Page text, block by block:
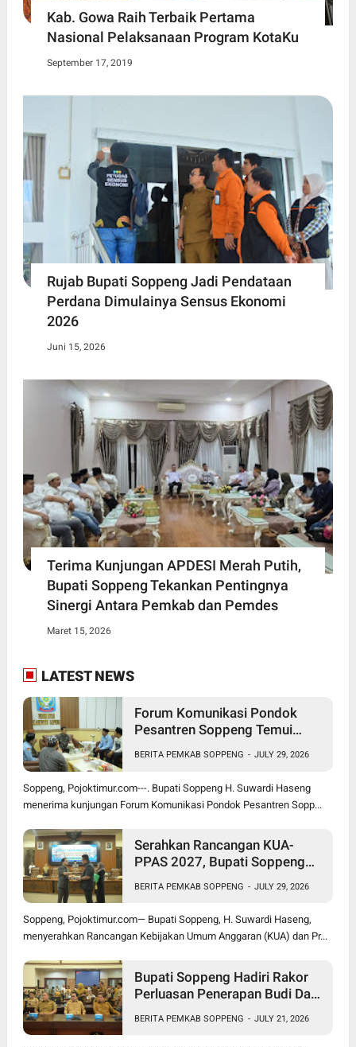
Kab. Gowa Raih Terbaik Pertama
Nasional Pelaksanaan Program KotaKu
September 17, 2019
Rujab Bupati Soppeng Jadi Pendataan
Perdana Dimulainya Sensus Ekonomi
2026
Juni 15, 2026
Terima Kunjungan APDESI Merah Putih,
Bupati Soppeng Tekankan Pentingnya
Sinergi Antara Pemkab dan Pemdes
Maret 15, 2026
LATEST NEWS
Forum Komunikasi Pondok
Pesantren Soppeng Temui
BERITA PEMKAB SOPPENG - JULY 29, 2026
Soppeng, Pojoktimur.com---. Bupati Soppeng H. Suwardi Haseng
menerima kunjungan Forum Komunikasi Pondok Pesantren Sopp...
Serahkan Rancangan KUA-
PPAS 2027, Bupati Soppeng
Tengah Tekanan Fiskal
BERITA PEMKAB SOPPENG - JULY 29, 2026
Soppeng, Pojoktimur.com— Bupati Soppeng, H. Suwardi Haseng,
menyerahkan Rancangan Kebijakan Umum Anggaran (KUA) dan Pr...
Bupati Soppeng Hadiri Rakor
Perluasan Penerapan Budi Daya
BERITA PEMKAB SOPPENG - JULY 21, 2026